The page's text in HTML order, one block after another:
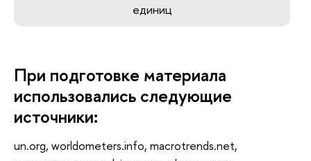
единиц
При подготовке материала
использовались следующие
источники:
un.org, worldometers.info, macrotrends.net,